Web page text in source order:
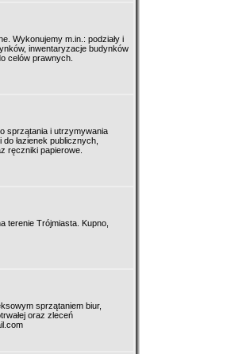
Wykonujemy m.in.: podziały i
inwentaryzacje budynków
celów prawnych.
sprzątania i utrzymywania
łazienek publicznych,
ręczniki papierowe.
terenie Trójmiasta. Kupno,
sprzątaniem biur,
oraz zleceń